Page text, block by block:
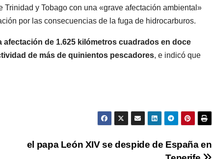
y Tobago con una «grave afectación ambiental»
por las consecuencias de la fuga de hidrocarburos.
afectación de 1.625 kilómetros cuadrados en doce
de más de quinientos pescadores, e indicó que
el papa León XIV se despide de España en